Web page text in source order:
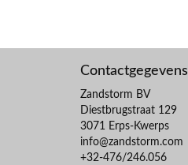
Contactgegevens
Zandstorm BV
Diestbrugstraat 129
3071 Erps-Kwerps
info@zandstorm.com
+32-476/246.056